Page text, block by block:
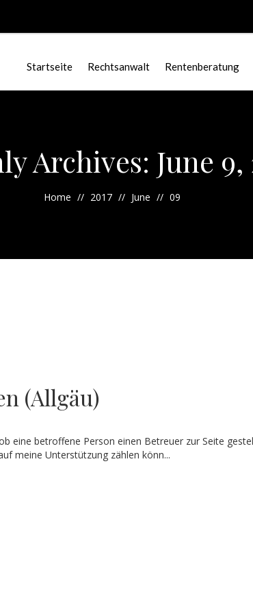
Startseite Rechtsanwalt Rentenberatung
Archives: June 9,
Home 2017 June 09
(Allgäu)
eine betroffene Person einen Betreuer zur Seite
meine Unterstützung zählen könn...